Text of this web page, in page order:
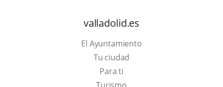
valladolid.es
El Ayuntamiento
Tu ciudad
Para ti
This